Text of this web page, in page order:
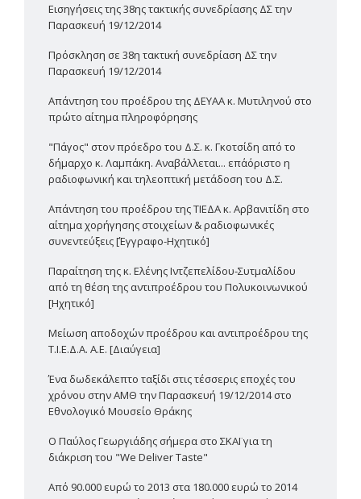
Εισηγήσεις της 38ης τακτικής συνεδρίασης ΔΣ την
Παρασκευή 19/12/2014
Πρόσκληση σε 38η τακτική συνεδρίαση ΔΣ την
Παρασκευή 19/12/2014
Απάντηση του προέδρου της ΔΕΥΑΑ κ. Μυτιληνού στο
πρώτο αίτημα πληροφόρησης
"Πάγος" στον πρόεδρο του Δ.Σ. κ. Γκοτσίδη από το
δήμαρχο κ. Λαμπάκη. Αναβάλλεται... επ΄αόριστο η
ραδιοφωνική και τηλεοπτική μετάδοση του Δ.Σ.
Απάντηση του προέδρου της ΤΙΕΔΑ κ. Αρβανιτίδη στο
αίτημα χορήγησης στοιχείων & ραδιοφωνικές
συνεντεύξεις [Έγγραφο-Ηχητικό]
Παραίτηση της κ. Ελένης Ιντζεπελίδου-Συτμαλίδου
από τη θέση της αντιπροέδρου του Πολυκοινωνικού
[Ηχητικό]
Μείωση αποδοχών προέδρου και αντιπροέδρου της
Τ.Ι.Ε.Δ.Α. Α.Ε. [Διαύγεια]
Ένα δωδεκάλεπτο ταξίδι στις τέσσερις εποχές του
χρόνου στην ΑΜΘ την Παρασκευή 19/12/2014 στο
Εθνολογικό Μουσείο Θράκης
Ο Παύλος Γεωργιάδης σήμερα στο ΣΚΑΪ για τη
διάκριση του "We Deliver Taste"
Από 90.000 ευρώ το 2013 στα 180.000 ευρώ το 2014